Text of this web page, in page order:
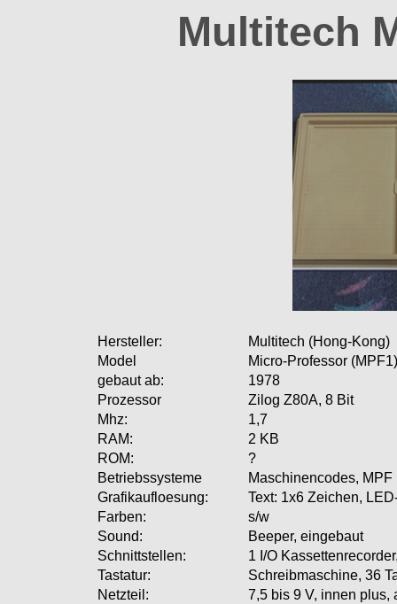
Multitech
Hersteller:
Multitech (Hong-Kong)
Model
Micro-Professor (MPF1)
gebaut ab:
1978
Prozessor
Zilog Z80A, 8 Bit
Mhz:
1,7
RAM:
2 KB
ROM:
?
Betriebssysteme
Maschinencodes,
Grafikaufloesung:
Text: 1x6 Zeichen,
Farben:
s/w
Sound:
Beeper, eingebaut
Schnittstellen:
1 I/O
Tastatur:
Schreibmaschine, 36
Netzteil:
7,5 bis 9 V, innen plus,